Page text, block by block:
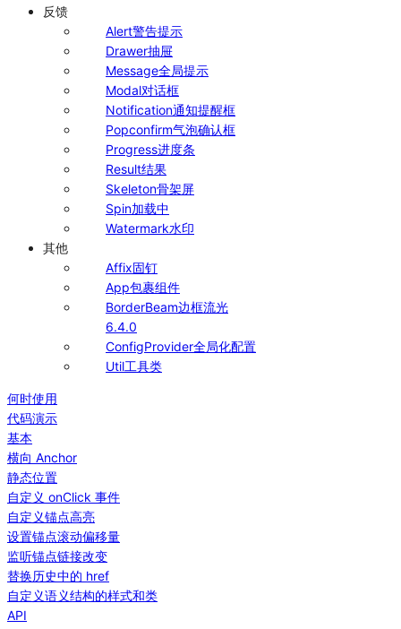
反馈
Alert警告提示
Drawer抽屉
Message全局提示
Modal对话框
Notification通知提醒框
Popconfirm气泡确认框
Progress进度条
Result结果
Skeleton骨架屏
Spin加载中
Watermark水印
其他
Affix固钉
App包裹组件
BorderBeam边框流光
6.4.0
ConfigProvider全局化配置
Util工具类
何时使用
代码演示
基本
横向 Anchor
静态位置
自定义 onClick 事件
自定义锚点高亮
设置锚点滚动偏移量
监听锚点链接改变
替换历史中的 href
自定义语义结构的样式和类
API